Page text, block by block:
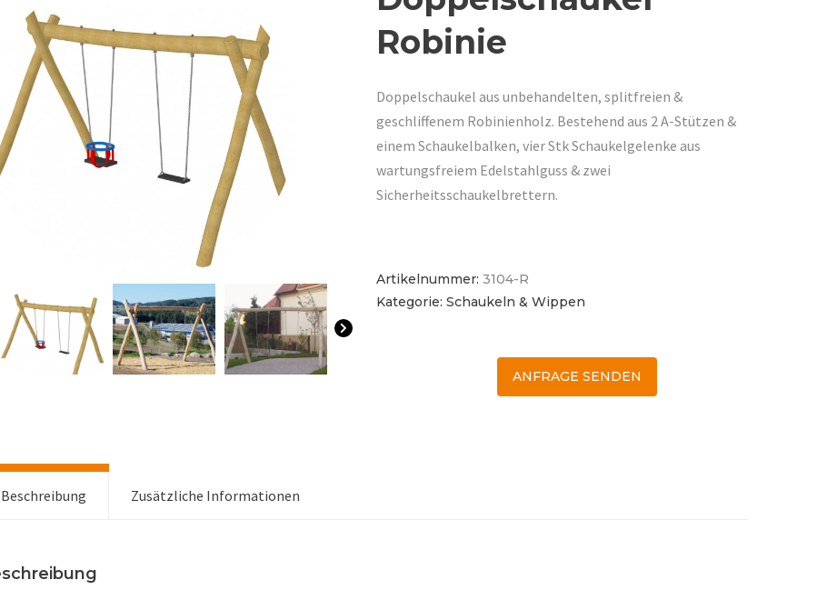
Robinie
Doppelschaukel aus unbehandelten, splitfreien &
geschliffenem Robinienholz. Bestehend aus 2 A-Stützen &
einem Schaukelbalken, vier Stk Schaukelgelenke aus
wartungsfreiem Edelstahlguss & zwei
Sicherheitsschaukelbrettern.
Artikelnummer:3104-R
Kategorie:Schaukeln & Wippen
ANFRAGE SENDEN
Beschreibung Zusätzliche Informationen